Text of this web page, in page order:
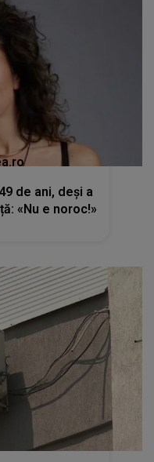
de ani, deși a
«Nu e noroc!»